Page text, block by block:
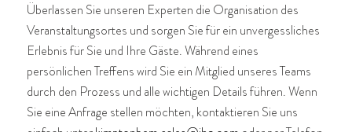
Überlassen Sie unseren Experten die Organisation des
Veranstaltungsortes und sorgen Sie für ein unvergessliches
Erlebnis für Sie und Ihre Gäste. Während eines
persönlichen Treffens wird Sie ein Mitglied unseres Teams
durch den Prozess und alle wichtigen Details führen. Wenn
Sie eine Anfrage stellen möchten, kontaktieren Sie uns